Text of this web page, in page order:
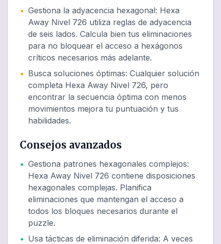
• Gestiona la adyacencia hexagonal: Hexa
Away Nivel 726 utiliza reglas de adyacencia
de seis lados. Calcula bien tus eliminaciones
para no bloquear el acceso a hexágonos
críticos necesarios más adelante.
• Busca soluciones óptimas: Cualquier solución
completa Hexa Away Nivel 726, pero
encontrar la secuencia óptima con menos
movimientos mejora tu puntuación y tus
habilidades.
Consejos avanzados
• Gestiona patrones hexagonales complejos:
Hexa Away Nivel 726 contiene disposiciones
hexagonales complejas. Planifica
eliminaciones que mantengan el acceso a
todos los bloques necesarios durante el
puzzle.
• Usa tácticas de eliminación diferida: A veces